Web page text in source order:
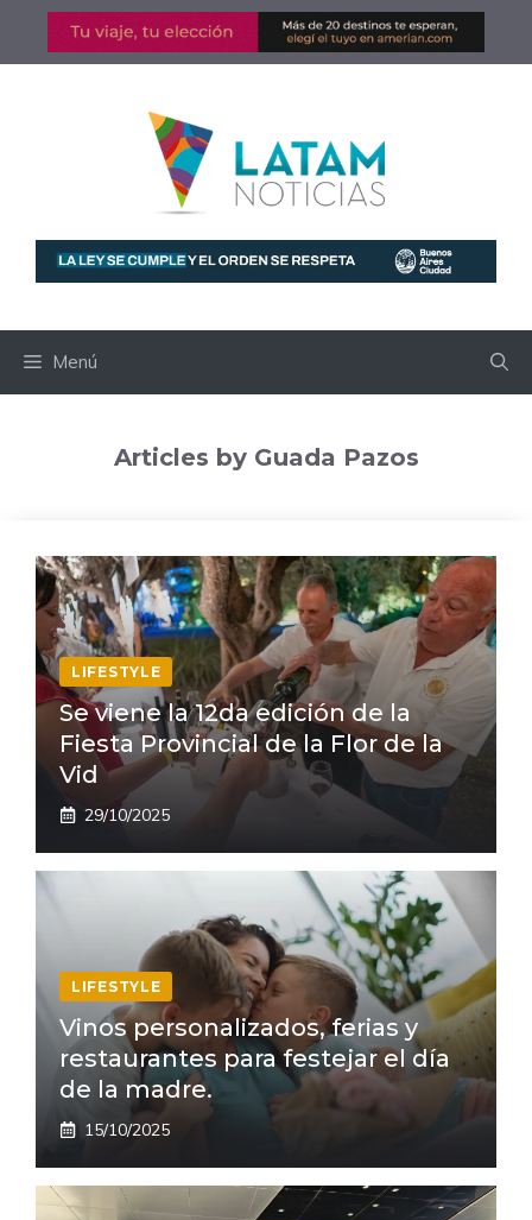
contenido
Menú
Articles by Guada Pazos
LIFESTYLE
Se viene la 12da edición de la
Fiesta Provincial de la Flor de la
Vid
29/10/2025
LIFESTYLE
Vinos personalizados, ferias y
restaurantes para festejar el día
de la madre.
15/10/2025